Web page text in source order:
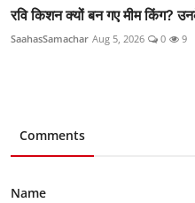
रवि किशन क्यों बन गए मीम किंग?
SaahasSamachar Aug 5, 2026 0 9
Comments
Name